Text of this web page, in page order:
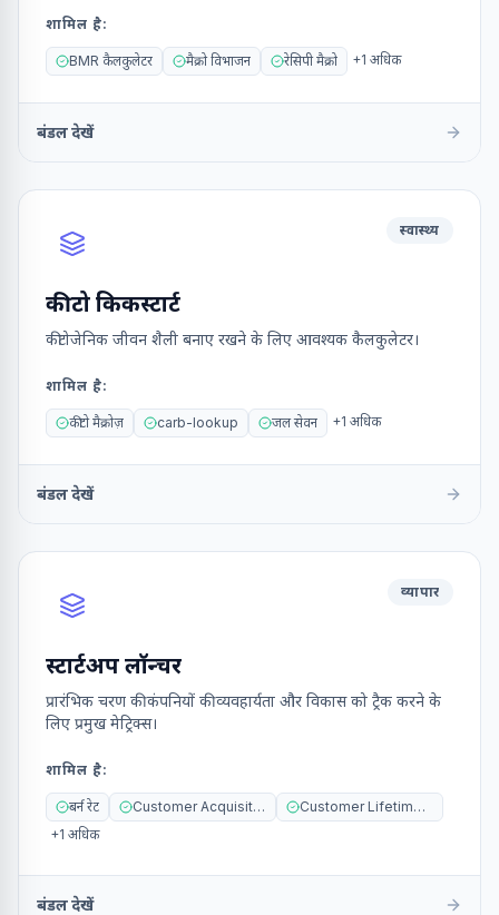
शामिल है:
BMR कैलकुलेटर मैक्रो विभाजन रेसिपी मैक्रो +1 अधिक
बंडल देखें
स्वास्थ्य
कीटो किकस्टार्ट
कीटोजेनिक जीवन शैली बनाए रखने के लिए आवश्यक कैलकुलेटर।
शामिल है:
कीटो मैक्रोज़ carb-lookup जल सेवन +1 अधिक
बंडल देखें
व्यापार
स्टार्टअप लॉन्चर
प्रारंभिक चरण की कंपनियों की व्यवहार्यता और विकास को ट्रैक करने के
लिए प्रमुख मेट्रिक्स।
शामिल है:
बर्न रेट Customer Acquisition Cost (CAC)
Customer Lifetime Value (CLV)
+1 अधिक
बंडल देखें